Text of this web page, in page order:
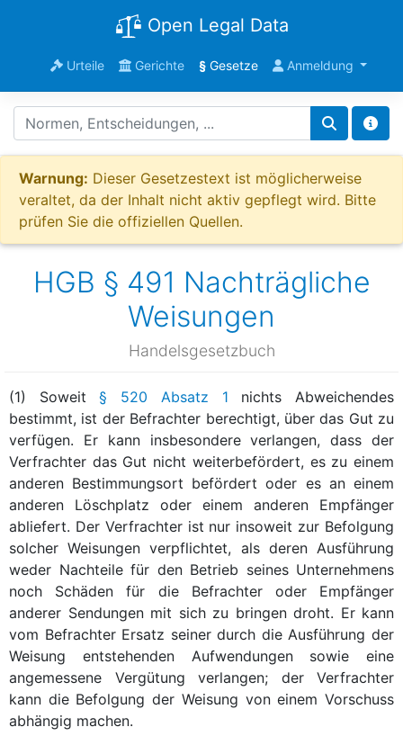
Open Legal Data
Urteile Gerichte §Gesetze Anmeldung
Warnung: Dieser Gesetzestext ist möglicherweise
veraltet, da der Inhalt nicht aktiv gepflegt wird. Bitte
prüfen Sie die offiziellen Quellen.
HGB § 491 Nachträgliche
Weisungen
Handelsgesetzbuch
(1) Soweit§ 520 Absatz 1 nichts Abweichendes
bestimmt, ist der Befrachter berechtigt, über das Gut zu
verfügen. Er kann insbesondere verlangen, dass der
Verfrachter das Gut nicht weiterbefördert, es zu einem
anderen Bestimmungsort befördert oder es an einem
anderen Löschplatz oder einem anderen Empfänger
abliefert. Der Verfrachter ist nur insoweit zur Befolgung
solcher Weisungen verpflichtet, als deren Ausführung
weder Nachteile für den Betrieb seines Unternehmens
noch Schäden für die Befrachter oder Empfänger
anderer Sendungen mit sich zu bringen droht. Er kann
vom Befrachter Ersatz seiner durch die Ausführung der
Weisung entstehenden Aufwendungen sowie eine
angemessene Vergütung verlangen; der Verfrachter
kann die Befolgung der Weisung von einem Vorschuss
abhängig machen.